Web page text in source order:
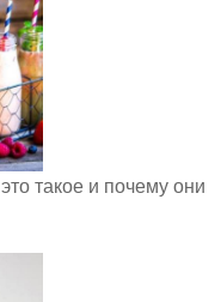
такое и почему они